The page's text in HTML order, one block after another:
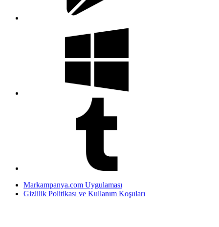
Markampanya.com Uygulaması
Gizlilik Politikası ve Kullanım Koşuları